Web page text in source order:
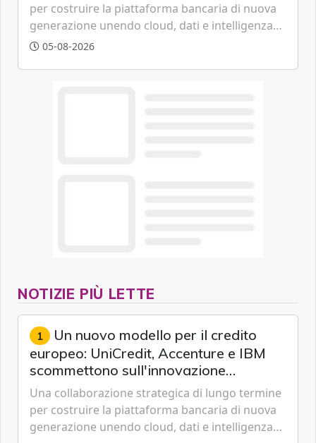
per costruire la piattaforma bancaria di nuova
generazione unendo cloud, dati e intelligenza
artificiale.
05-08-2026
NOTIZIE PIÙ LETTE
1 Un nuovo modello per il credito
europeo: UniCredit, Accenture e IBM
scommettono sull'innovazione
tecnologica
Una collaborazione strategica di lungo termine
per costruire la piattaforma bancaria di nuova
generazione unendo cloud, dati e intelligenza